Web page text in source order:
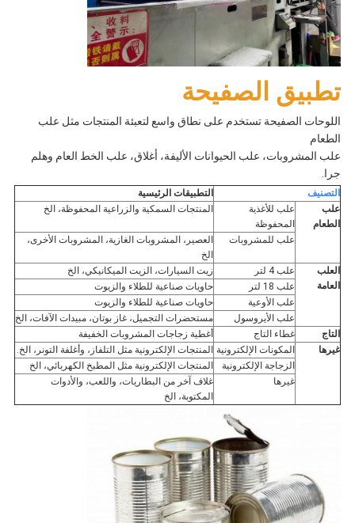
تطبيق الصفيحة
اللوحات الصفيحة تستخدم على نطاق واسع لتعبئة المنتجات مثل علب
الطعام
علب المشروبات، علب الحيوانات الأليفة، أغلاق، علب الخط العام وهلم
جرا.
التصنيف
التطبيقات الرئيسية
علب
الطعام
علب للأغذية
المحفوظة
المنتجات السمكية والزراعية المحفوظة، الخ
علب للمشروبات
العصير، المشروبات الغازية، المشروبات الأخرى،
الخ
العلب
العامة
علب 4 لتر
زيت السيارات، الزيت الميكانيكي، الخ
علب 18 لتر
حاويات صناعية للطلاء والزيوت
علب الأوعية
حاويات صناعية للطلاء والزيوت
علب الأيروسول
مستحضرات التجميل، غاز بوتان، مبيدات الآفات، الخ
التاج
غطاء التاج
أغطية زجاجات المشروبات الخفيفة
غيرها
المكونات الإلكترونية المنتجات الإلكترونية مثل التلفاز، وأغلفة التونر، الخ.
الزجاجة الإلكترونية
المنتجات الإلكترونية مثل المطبخ الكهربائي، الخ
غيرها
غلاف آخر من البطاريات، واللعب، والأدوات
المكتوبة، الخ